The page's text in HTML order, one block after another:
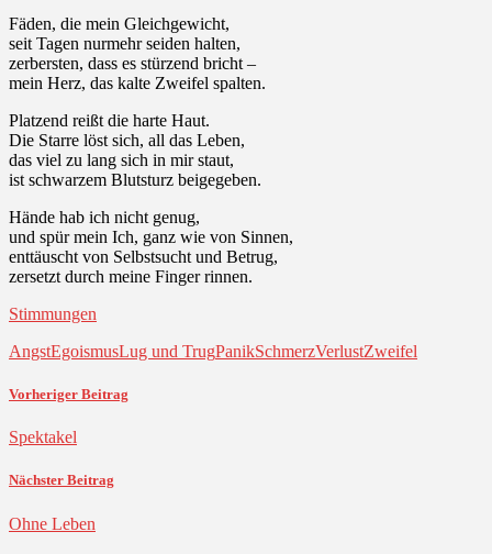
Fäden, die mein Gleichgewicht,
seit Tagen nurmehr seiden halten,
zerbersten, dass es stürzend bricht –
mein Herz, das kalte Zweifel spalten.
Platzend reißt die harte Haut.
Die Starre löst sich, all das Leben,
das viel zu lang sich in mir staut,
ist schwarzem Blutsturz beigegeben.
Hände hab ich nicht genug,
und spür mein Ich, ganz wie von Sinnen,
enttäuscht von Selbstsucht und Betrug,
zersetzt durch meine Finger rinnen.
Stimmungen
AngstEgoismusLug und TrugPanikSchmerzVerlustZweifel
Vorheriger Beitrag
Spektakel
Nächster Beitrag
Ohne Leben